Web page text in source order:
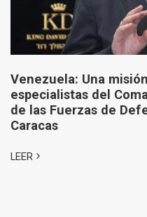
Venezuela: Una
especialistas del
de las Fuerzas de
Caracas
LEER